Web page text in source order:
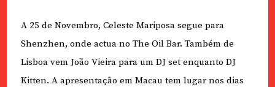
A 25 de Novembro, Celeste Mariposa segue para
Shenzhen, onde actua no The Oil Bar. Também de
Lisboa vem João Vieira para um DJ set enquanto DJ
Kitten. A apresentação em Macau tem lugar nos dias